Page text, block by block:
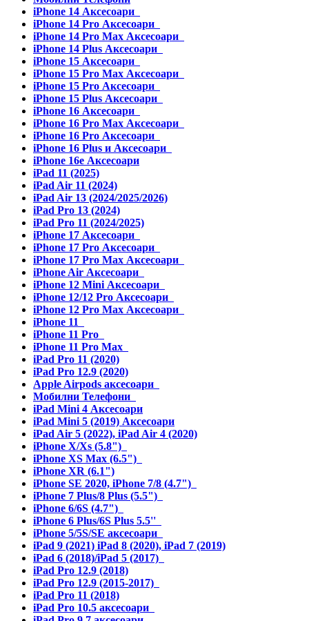
iPhone 14 Аксесоари
iPhone 14 Pro Аксесоари
iPhone 14 Pro Max Аксесоари
iPhone 14 Plus Аксесоари
iPhone 15 Аксесоари
iPhone 15 Pro Max Аксесоари
iPhone 15 Pro Аксесоари
iPhone 15 Plus Аксесоари
iPhone 16 Аксесоари
iPhone 16 Pro Max Аксесоари
iPhone 16 Pro Аксесоари
iPhone 16 Plus и Аксесоари
iPhone 16e Аксесоари
iPad 11 (2025)
iPad Air 11 (2024)
iPad Air 13 (2024/2025/2026)
iPad Pro 13 (2024)
iPad Pro 11 (2024/2025)
iPhone 17 Аксесоари
iPhone 17 Pro Аксесоари
iPhone 17 Pro Max Аксесоари
iPhone Air Аксесоари
iPhone 12 Mini Аксесоари
iPhone 12/12 Pro Аксесоари
iPhone 12 Pro Max Аксесоари
iPhone 11
iPhone 11 Pro
iPhone 11 Pro Max
iPad Pro 11 (2020)
iPad Pro 12.9 (2020)
Apple Airpods аксесоари
Мобилни Телефони
iPad Mini 4 Аксесоари
iPad Mini 5 (2019) Аксесоари
iPad Air 5 (2022), iPad Air 4 (2020)
iPhone X/Xs (5.8")
iPhone XS Max (6.5")
iPhone XR (6.1")
iPhone SE 2020, iPhone 7/8 (4.7")
iPhone 7 Plus/8 Plus (5.5")
iPhone 6/6S (4.7")
iPhone 6 Plus/6S Plus 5.5''
iPhone 5/5S/SE аксесоари
iPad 9 (2021) iPad 8 (2020), iPad 7 (2019)
iPad 6 (2018)/iPad 5 (2017)
iPad Pro 12.9 (2018)
iPad Pro 12.9 (2015-2017)
iPad Pro 11 (2018)
iPad Pro 10.5 аксесоари